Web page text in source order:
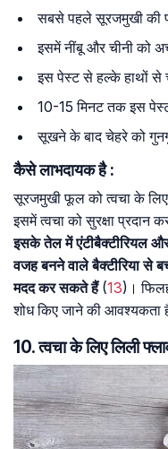
सबसे पहले सूरजमुखी की
इसमें नींबू और चीनी को
इस पेस्ट से हल्के हाथों से
10-15 मिनट तक इस
सूखने के बाद चेहरे को
कैसे लाभदायक है :
सूरजमुखी फूल को त्वचा के
इसमें त्वचा को सुरक्षा प्रदान
इसके तेल में एंटीबैक्टीरियल और
वजह बनने वाले बैक्टीरिया से
मदद कर सकते हैं(13)।
शोध किए जाने की आवश्यकता
10. त्वचा के लिए लिली